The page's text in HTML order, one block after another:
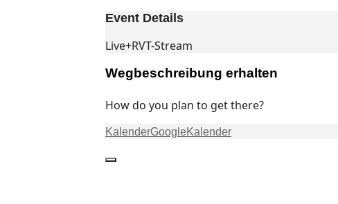
Event Details
Live+RVT-Stream
Wegbeschreibung erhalten
How do you plan to get there?
KalenderGoogleKalender